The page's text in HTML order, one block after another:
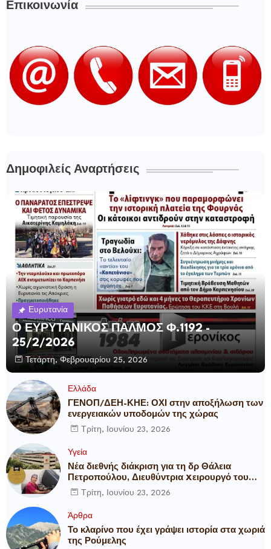
Επικοινωνία
Δημοφιλείς Αναρτήσεις
Ευρυτανία
Ο ΕΥΡΥΤΑΝΙΚΟΣ ΠΑΛΜΟΣ Φ.1192 -
25/2/2026
Τετάρτη, Φεβρουαρίου 25, 2026
Ελλάδα
ΓΕΝΟΠ/ΔΕΗ-ΚΗΕ: ΟΧΙ στην αποξήλωση των
ενεργειακών υποδομών της χώρας
Τρίτη, Ιουνίου 23, 2026
Υγεία
Νέα διεθνής διάκριση για τη δρ Θάλεια
Πετροπούλου, Διευθύντρια Xειρουργό του
Metropolitan General
Τρίτη, Ιουνίου 23, 2026
Άρθρα
Το κλαρίνο που έχει γράψει ιστορία στα χωριά
της Ρούμελης